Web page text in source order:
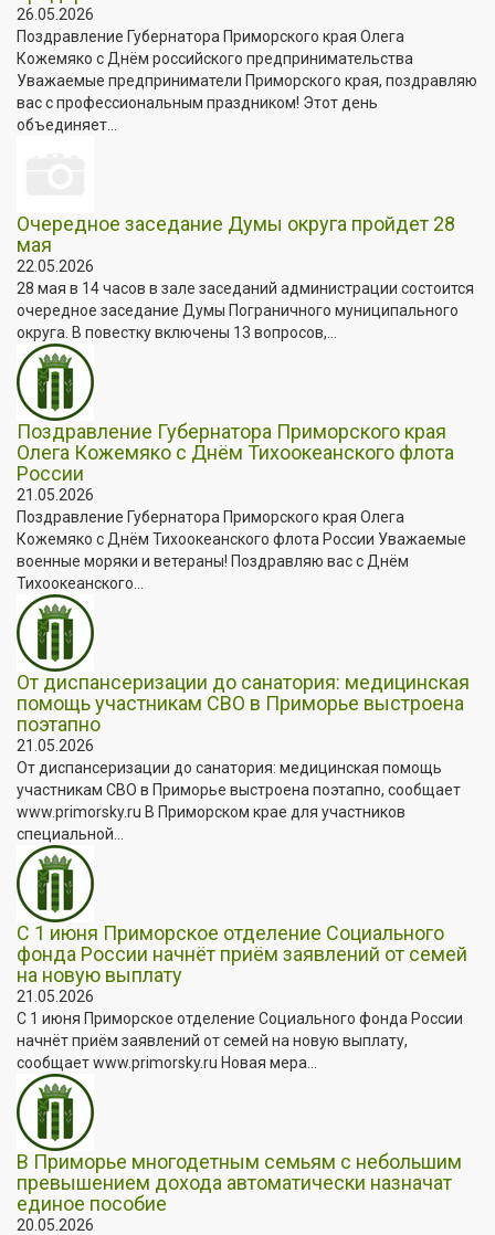
26.05.2026
Поздравление Губернатора Приморского края Олега
Кожемяко с Днём российского предпринимательства
Уважаемые предприниматели Приморского края, поздравляю
вас с профессиональным праздником! Этот день
объединяет...
Очередное заседание Думы округа пройдет 28
мая
22.05.2026
28 мая в 14 часов в зале заседаний администрации состоится
очередное заседание Думы Пограничного муниципального
округа. В повестку включены 13 вопросов,...
Поздравление Губернатора Приморского края
Олега Кожемяко с Днём Тихоокеанского флота
России
21.05.2026
Поздравление Губернатора Приморского края Олега
Кожемяко с Днём Тихоокеанского флота России Уважаемые
военные моряки и ветераны! Поздравляю вас с Днём
Тихоокеанского...
От диспансеризации до санатория: медицинская
помощь участникам СВО в Приморье выстроена
поэтапно
21.05.2026
От диспансеризации до санатория: медицинская помощь
участникам СВО в Приморье выстроена поэтапно, сообщает
www.primorsky.ru В Приморском крае для участников
специальной...
С 1 июня Приморское отделение Социального
фонда России начнёт приём заявлений от семей
на новую выплату
21.05.2026
С 1 июня Приморское отделение Социального фонда России
начнёт приём заявлений от семей на новую выплату,
сообщает www.primorsky.ru Новая мера...
В Приморье многодетным семьям с небольшим
превышением дохода автоматически назначат
единое пособие
20.05.2026